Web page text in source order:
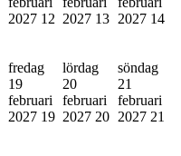
2027 12 2027 13 2027 14
fredag
19
februari
2027 19
lördag
20
februari
2027 20
söndag
21
februari
2027 21